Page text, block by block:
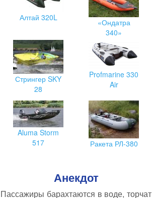
Алтай 320L
«Ондатра
340»
Стрингер SKY
28
Profmarine 330
Air
Aluma Storm
517
Ракета РЛ-380
Анекдот
Пассажиры барахтаются в воде, торчат